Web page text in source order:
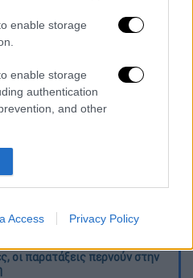
enable storage
enable storage
authentication
and other
Access Privacy Policy
για 48 ώρες.
με AI νέους ιούς μέσα σε
Γιατί προβληματίζονται οι
It: 15χρονο ντυμένος
μέχρι θανάτου
- Τον κατέγραψε κάμερα
οι παρατάξεις περνούν στην